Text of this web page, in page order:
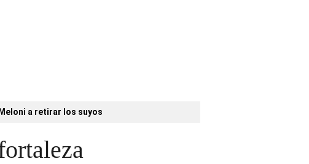
a retirar los suyos